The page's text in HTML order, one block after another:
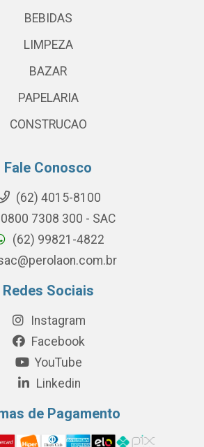
BEBIDAS
LIMPEZA
BAZAR
PAPELARIA
CONSTRUCAO
Fale Conosco
(62) 4015-8100
0800 7308 300 - SAC
(62) 99821-4822
Redes Sociais
Instagram
Facebook
YouTube
Linkedin
de Pagamento